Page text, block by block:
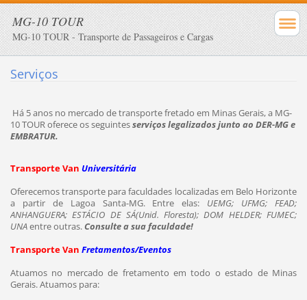
MG-10 TOUR
MG-10 TOUR - Transporte de Passageiros e Cargas
Serviços
Há 5 anos no mercado de transporte fretado em Minas Gerais, a MG-
10 TOUR oferece os seguintesserviços legalizados junto ao DER-MG e
EMBRATUR.
Transporte Van Universitária
Oferecemos transporte para faculdades localizadas em Belo Horizonte
a partir de Lagoa Santa-MG. Entre elas: UEMG; UFMG; FEAD;
ANHANGUERA; ESTÁCIO DE SÁ(Unid. Floresta); DOM HELDER; FUMEC;
UNAentre outras.Consulte a sua faculdade!
Transporte Van Fretamentos/Eventos
Atuamos no mercado de fretamento em todo o estado de Minas
Gerais. Atuamos para: